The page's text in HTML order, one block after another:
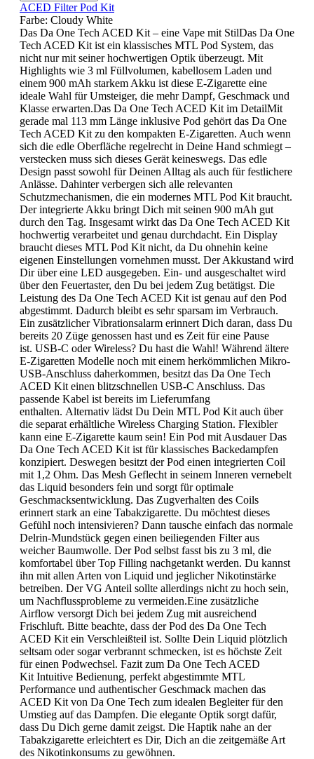
ACED Filter Pod Kit
Farbe: Cloudy White
Das Da One Tech ACED Kit – eine Vape mit StilDas Da One
Tech ACED Kit ist ein klassisches MTL Pod System, das
nicht nur mit seiner hochwertigen Optik überzeugt. Mit
Highlights wie 3 ml Füllvolumen, kabellosem Laden und
einem 900 mAh starkem Akku ist diese E-Zigarette eine
ideale Wahl für Umsteiger, die mehr Dampf, Geschmack und
Klasse erwarten.Das Da One Tech ACED Kit im DetailMit
gerade mal 113 mm Länge inklusive Pod gehört das Da One
Tech ACED Kit zu den kompakten E-Zigaretten. Auch wenn
sich die edle Oberfläche regelrecht in Deine Hand schmiegt –
verstecken muss sich dieses Gerät keineswegs. Das edle
Design passt sowohl für Deinen Alltag als auch für festlichere
Anlässe. Dahinter verbergen sich alle relevanten
Schutzmechanismen, die ein modernes MTL Pod Kit braucht.
Der integrierte Akku bringt Dich mit seinen 900 mAh gut
durch den Tag. Insgesamt wirkt das Da One Tech ACED Kit
hochwertig verarbeitet und genau durchdacht. Ein Display
braucht dieses MTL Pod Kit nicht, da Du ohnehin keine
eigenen Einstellungen vornehmen musst. Der Akkustand wird
Dir über eine LED ausgegeben. Ein- und ausgeschaltet wird
über den Feuertaster, den Du bei jedem Zug betätigst. Die
Leistung des Da One Tech ACED Kit ist genau auf den Pod
abgestimmt. Dadurch bleibt es sehr sparsam im Verbrauch.
Ein zusätzlicher Vibrationsalarm erinnert Dich daran, dass Du
bereits 20 Züge genossen hast und es Zeit für eine Pause
ist. USB-C oder Wireless? Du hast die Wahl! Während ältere
E-Zigaretten Modelle noch mit einem herkömmlichen Mikro-
USB-Anschluss daherkommen, besitzt das Da One Tech
ACED Kit einen blitzschnellen USB-C Anschluss. Das
passende Kabel ist bereits im Lieferumfang
enthalten. Alternativ lädst Du Dein MTL Pod Kit auch über
die separat erhältliche Wireless Charging Station. Flexibler
kann eine E-Zigarette kaum sein! Ein Pod mit Ausdauer Das
Da One Tech ACED Kit ist für klassisches Backedampfen
konzipiert. Deswegen besitzt der Pod einen integrierten Coil
mit 1,2 Ohm. Das Mesh Geflecht in seinem Inneren vernebelt
das Liquid besonders fein und sorgt für optimale
Geschmacksentwicklung. Das Zugverhalten des Coils
erinnert stark an eine Tabakzigarette. Du möchtest dieses
Gefühl noch intensivieren? Dann tausche einfach das normale
Delrin-Mundstück gegen einen beiliegenden Filter aus
weicher Baumwolle. Der Pod selbst fasst bis zu 3 ml, die
komfortabel über Top Filling nachgetankt werden. Du kannst
ihn mit allen Arten von Liquid und jeglicher Nikotinstärke
betreiben. Der VG Anteil sollte allerdings nicht zu hoch sein,
um Nachflussprobleme zu vermeiden.Eine zusätzliche
Airflow versorgt Dich bei jedem Zug mit ausreichend
Frischluft. Bitte beachte, dass der Pod des Da One Tech
ACED Kit ein Verschleißteil ist. Sollte Dein Liquid plötzlich
seltsam oder sogar verbrannt schmecken, ist es höchste Zeit
für einen Podwechsel. Fazit zum Da One Tech ACED
Kit Intuitive Bedienung, perfekt abgestimmte MTL
Performance und authentischer Geschmack machen das
ACED Kit von Da One Tech zum idealen Begleiter für den
Umstieg auf das Dampfen. Die elegante Optik sorgt dafür,
dass Du Dich gerne damit zeigst. Die Haptik nahe an der
Tabakzigarette erleichtert es Dir, Dich an die zeitgemäße Art
des Nikotinkonsums zu gewöhnen.